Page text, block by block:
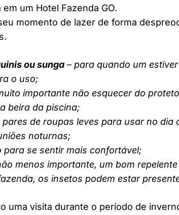
um Hotel Fazenda GO.
momento de lazer de forma
ou sunga – para quando um
o uso;
importante não esquecer do
beira da piscina;
pares de roupas leves para usar no dia
noturnas;
para se sentir mais confortável;
menos importante, um bom
os insetos podem estar
uma visita durante o período de